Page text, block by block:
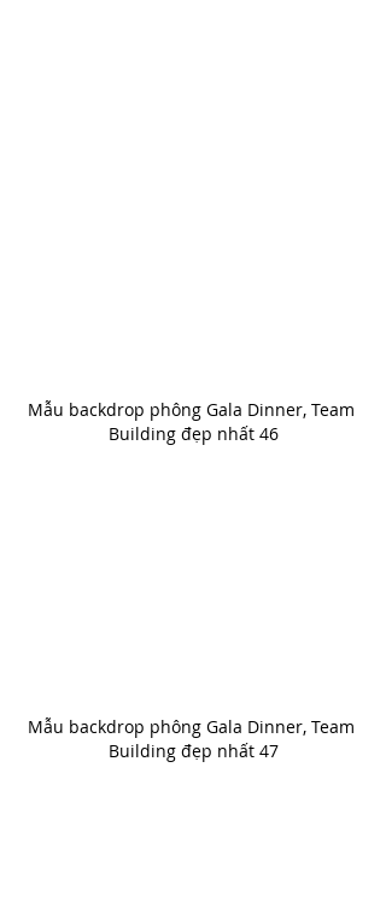
Mẫu backdrop phông Gala Dinner, Team
Building đẹp nhất 46
Mẫu backdrop phông Gala Dinner, Team
Building đẹp nhất 47